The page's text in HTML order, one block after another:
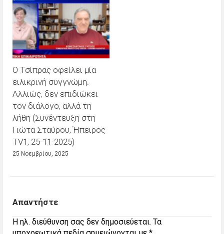
Ο Τσίπρας οφείλει μία
ειλικρινή συγγνώμη.
Αλλιώς, δεν επιδιώκει
τον διάλογο, αλλά τη
λήθη (Συνέντευξη στη
Γιώτα Σταύρου, Ήπειρος
TV1, 25-11-2025)
25 Νοεμβρίου, 2025
Απαντήστε
Η ηλ. διεύθυνση σας δεν δημοσιεύεται. Τα